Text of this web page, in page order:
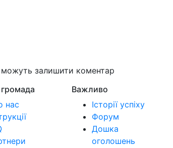
можуть залишити коментар
нас
Важливо
Історії успіху
Форум
Дошка
оголошень